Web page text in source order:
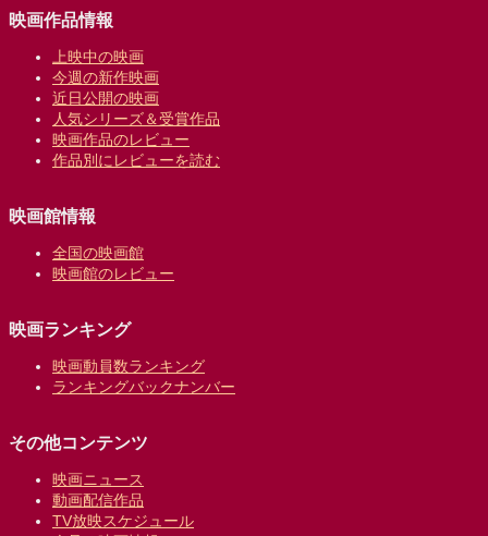
映画作品情報
上映中の映画
今週の新作映画
近日公開の映画
人気シリーズ＆受賞作品
映画作品のレビュー
作品別にレビューを読む
映画館情報
全国の映画館
映画館のレビュー
映画ランキング
映画動員数ランキング
ランキングバックナンバー
その他コンテンツ
映画ニュース
動画配信作品
TV放映スケジュール